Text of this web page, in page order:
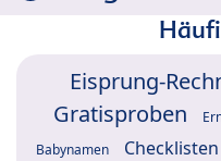
Eisprung-
Gratisproben
Babynamen